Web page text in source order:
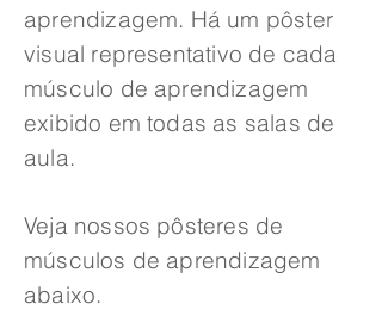
aprendizagem. Há um pôster
visual representativo de cada
músculo de aprendizagem
exibido em todas as salas de
aula.
Veja nossos pôsteres de
músculos de aprendizagem
abaixo.